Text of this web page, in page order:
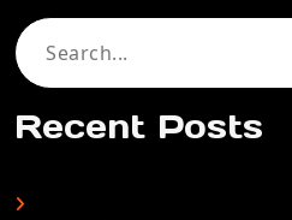
Search
Recent Posts